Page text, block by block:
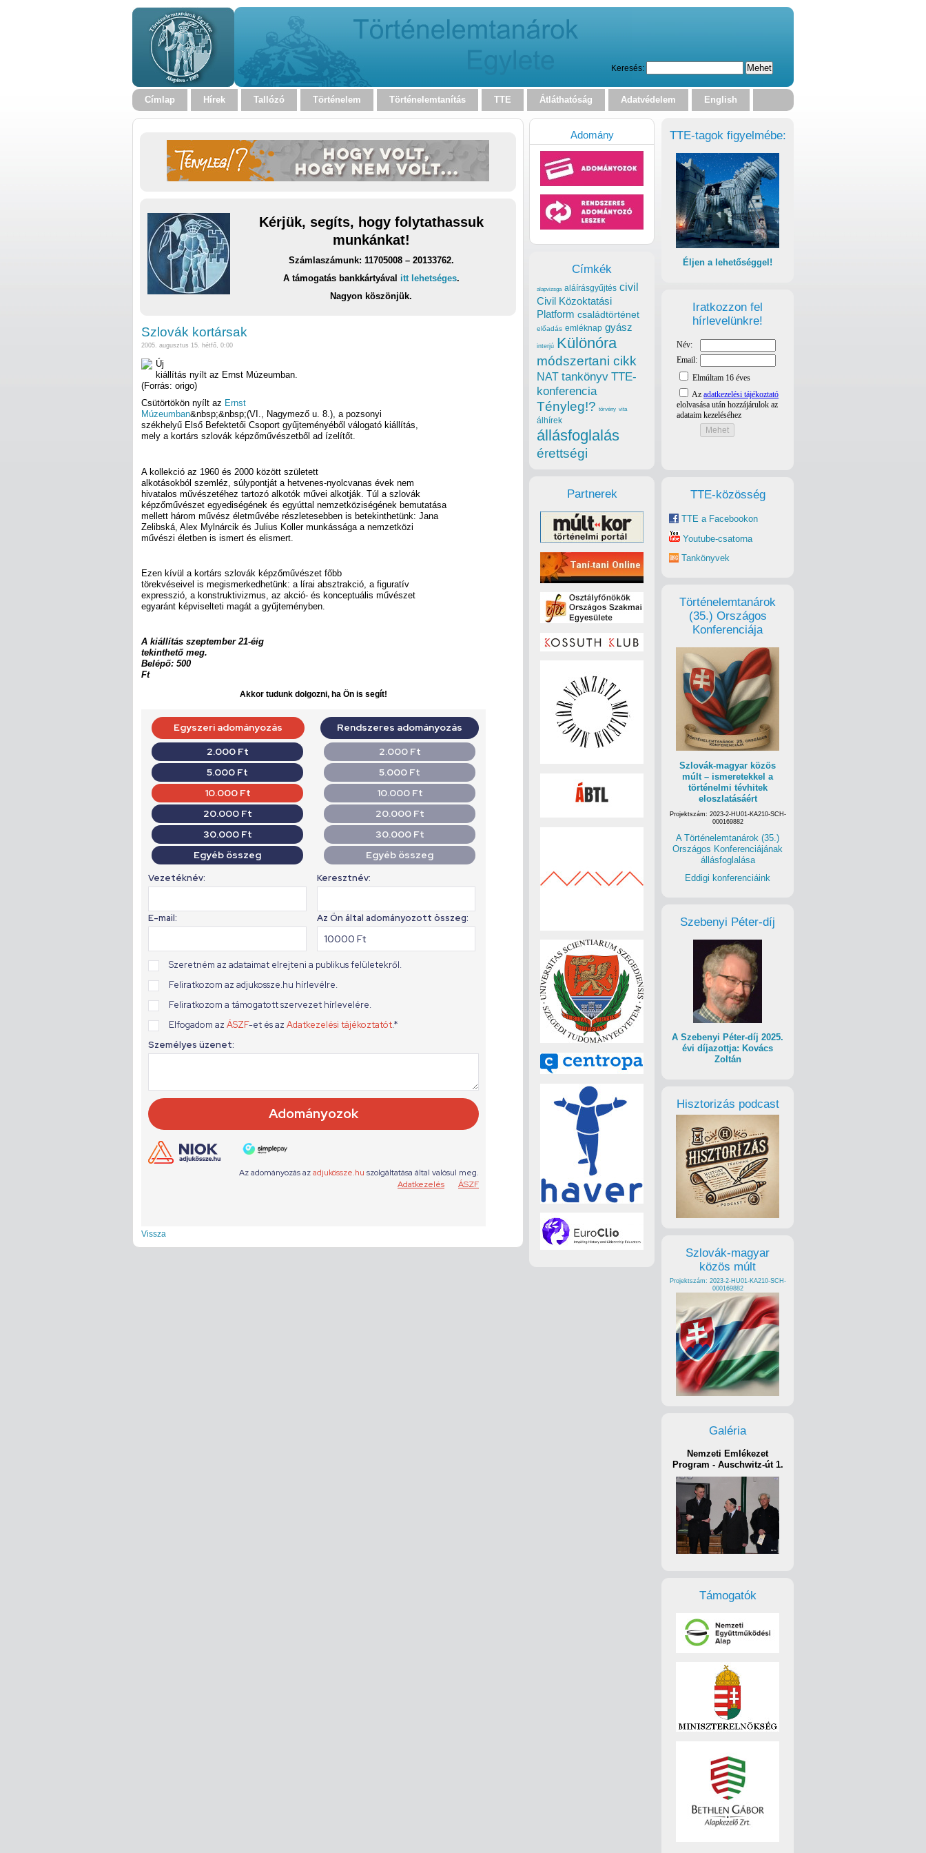
Keresés:
Címlap Hírek Tallózó Történelem Történelemtanítás TTE Átláthatóság Adatvédelem English
Kérjük, segíts, hogy folytathassuk
munkánkat!
Számlaszámunk: 11705008 – 20133762.
A támogatás bankkártyával itt lehetséges.
Nagyon köszönjük.
Szlovák kortársak
2005. augusztus 15. hétfő, 0:00
Új
kiállítás nyílt az Ernst Múzeumban.
(Forrás: origo)
Csütörtökön nyílt az Ernst
Múzeumban&nbsp;&nbsp;(VI., Nagymező u. 8.), a pozsonyi
székhelyű Első Befektetői Csoport gyűjteményéből válogató kiállítás,
mely a kortárs szlovák képzőművészetből ad ízelítőt.
A kollekció az 1960 és 2000 között született
alkotásokból szemléz, súlypontját a hetvenes-nyolcvanas évek nem
hivatalos művészetéhez tartozó alkotók művei alkotják. Túl a szlovák
képzőművészet egyediségének és egyúttal nemzetköziségének bemutatása
mellett három művész életművébe részletesebben is betekinthetünk: Jana
Zelibská, Alex Mylnárcik és Julius Koller munkássága a nemzetközi
művészi életben is ismert és elismert.
Ezen kívül a kortárs szlovák képzőművészet főbb
törekvéseivel is megismerkedhetünk: a lírai absztrakció, a figuratív
expresszió, a konstruktivizmus, az akció- és konceptuális művészet
egyaránt képviselteti magát a gyűjteményben.
A kiállítás szeptember 21-éig
tekinthető meg.
Belépő: 500
Ft
Akkor tudunk dolgozni, ha Ön is segít!
Vissza
TTE-tagok figyelmébe:
Éljen a lehetőséggel!
Iratkozzon fel
hírlevelünkre!
TTE-közösség
TTE a Facebookon
Youtube-csatorna
Tankönyvek
Történelemtanárok
(35.) Országos
Konferenciája
Szlovák-magyar közös
múlt – ismeretekkel a
történelmi tévhitek
eloszlatásáért
Projektszám: 2023-2-HU01-KA210-SCH-
000169882
A Történelemtanárok (35.)
Országos Konferenciájának
állásfoglalása
Eddigi konferenciáink
Szebenyi Péter-díj
A Szebenyi Péter-díj 2025.
évi díjazottja: Kovács
Zoltán
Hisztorizás podcast
Szlovák-magyar
közös múlt
Projektszám: 2023-2-HU01-KA210-SCH-
000169882
Galéria
Nemzeti Emlékezet
Program - Auschwitz-út 1.
Támogatók
Adomány
Címkék
alapvizsga aláírásgyűjtés civil
Civil Közoktatási
Platform családtörténet
előadás emléknap gyász
interjú Különóra
módszertani cikk
NAT tankönyv TTE-
konferencia
Tényleg!? törvény vita
álhírek
állásfoglalás
érettségi
Partnerek